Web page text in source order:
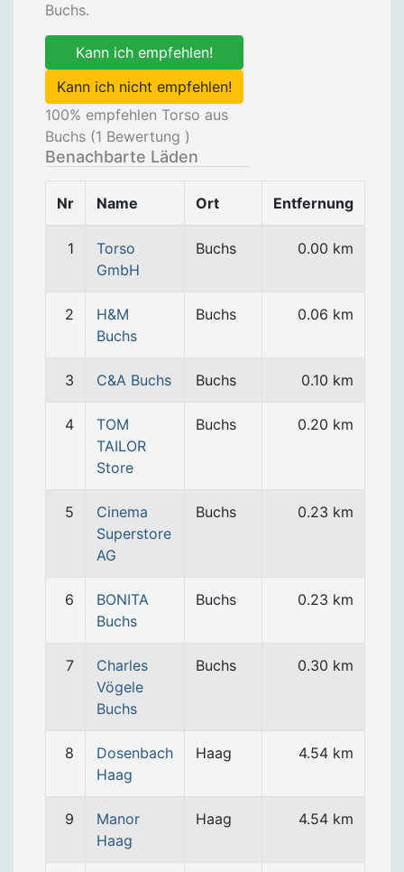
Buchs.
Kann ich empfehlen!
Kann ich nicht empfehlen!
100% empfehlen Torso aus
Buchs (1 Bewertung )
Benachbarte Läden
Nr Name Ort Entfernung
1
Torso
GmbH
Buchs 0.00 km
2
H&M
Buchs
Buchs 0.06 km
3 C&A Buchs Buchs 0.10 km
4
TOM
TAILOR
Store
Buchs 0.20 km
5
Cinema
Superstore
AG
Buchs 0.23 km
6
BONITA
Buchs
Buchs 0.23 km
7
Charles
Vögele
Buchs
Buchs 0.30 km
8
Dosenbach
Haag
Haag 4.54 km
9
Manor
Haag
Haag 4.54 km